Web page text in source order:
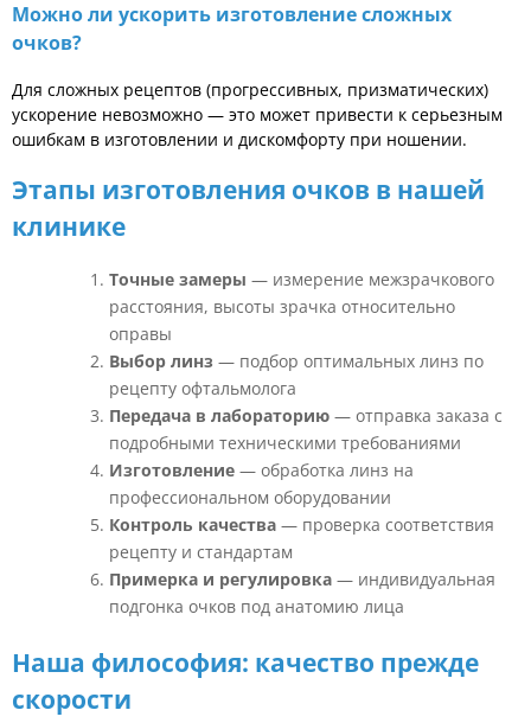
Можно ли ускорить изготовление сложных
очков?
Для сложных рецептов (прогрессивных, призматических)
ускорение невозможно — это может привести к серьезным
ошибкам в изготовлении и дискомфорту при ношении.
Этапы изготовления очков в нашей
клинике
Точные замеры — измерение межзрачкового
расстояния, высоты зрачка относительно
оправы
Выбор линз — подбор оптимальных линз по
рецепту офтальмолога
Передача в лабораторию — отправка заказа с
подробными техническими требованиями
Изготовление — обработка линз на
профессиональном оборудовании
Контроль качества — проверка соответствия
рецепту и стандартам
Примерка и регулировка — индивидуальная
подгонка очков под анатомию лица
Наша философия: качество прежде
скорости